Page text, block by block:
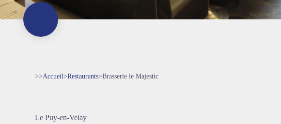
>>Accueil>Restaurants>Brasserie le Majestic
Le Puy-en-Velay